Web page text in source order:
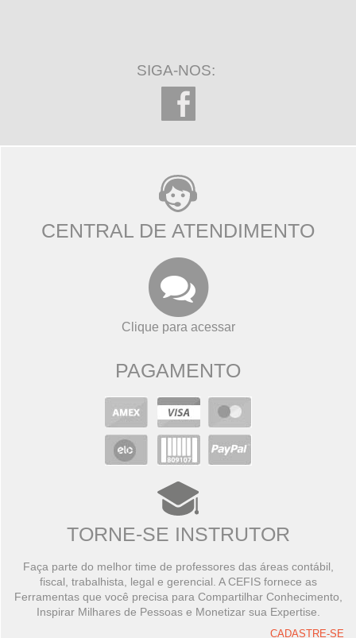
SIGA-NOS:
CENTRAL DE ATENDIMENTO
Clique para acessar
PAGAMENTO
TORNE-SE INSTRUTOR
Faça parte do melhor time de professores das áreas contábil,
fiscal, trabalhista, legal e gerencial. A CEFIS fornece as
Ferramentas que você precisa para Compartilhar Conhecimento,
Inspirar Milhares de Pessoas e Monetizar sua Expertise.
CADASTRE-SE